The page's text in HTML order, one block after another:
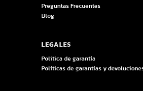
Preguntas Frecuentes
Blog
LEGALES
Politica de garantía
Políticas de garantías y